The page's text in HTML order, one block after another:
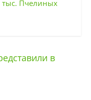
тыс. Пчелиных
в